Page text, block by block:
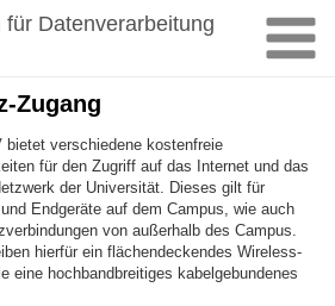
für Datenverarbeitung
Zugang
bietet verschiedene kostenfreie
für den Zugriff auf das Internet und das
der Universität. Dieses gilt für
Endgeräte auf dem Campus, wie auch
von außerhalb des Campus.
hierfür ein flächendeckendes Wireless-
eine hochbandbreitiges kabelgebundenes